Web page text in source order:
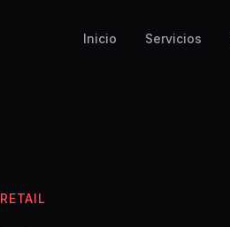
Inicio Servicios
RETAIL